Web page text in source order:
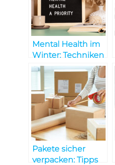
Mental Health im
Winter: Techniken
lernen
Pakete sicher
verpacken: Tipps